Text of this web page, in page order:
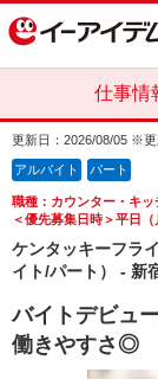
仕事情
更新日：2026/08/05 ※
アルバイト パート
職種：カウンター・キッ
＜優先募集日時＞平日
ケンタッキーフラ
イト/パート） - 新
バイトデビュ
働きやすさ◎